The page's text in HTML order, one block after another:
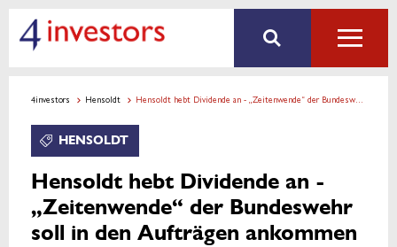
4investors Hensoldt Hensoldt hebt Dividende an - „Zeitenwende“ der Bundeswehr soll in den Aufträgen ankommen
HENSOLDT
Hensoldt hebt Dividende an -
„Zeitenwende“ der Bundeswehr
soll in den Aufträgen ankommen